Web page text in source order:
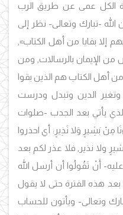
الكل عمى عن طريق الرب
-تبارك وتعالى- نظر إلى
بقايا من أهل الكتاب»,
الإيمان بالرسالات, ومن
أهل الكتاب هم الذين بقوا
وتغير الدين وتبدل ودرست
يأتي بعد الجدب -صلوات
مِنْ بَشِيرٍ وَلا نَذِيرٍ: أي احذروا
ولا نذير, فلا عذر لكم بعد
أَنْ تَقُولُوا أن أرسل الله
هذه الفترة حتى لا يقول
وتعالى- ويأتون للحساب